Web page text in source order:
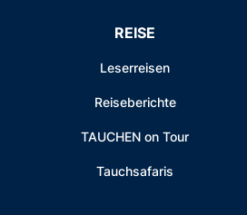
REISE
Leserreisen
Reiseberichte
TAUCHEN on Tour
Tauchsafaris